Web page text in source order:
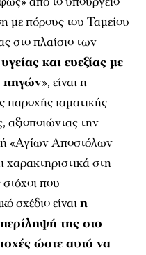
με πόρους του Ταμείου
στο πλαίσιο των
και ευεξίας με
πηγών», είναι η
παροχής ιαματικής
αξιοποιώντας την
«Αγίων Αποστόλων
στη
που
σχέδιο είναιη
της στο
ώστε αυτό να